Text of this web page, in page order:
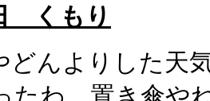
くもり
んよりした天